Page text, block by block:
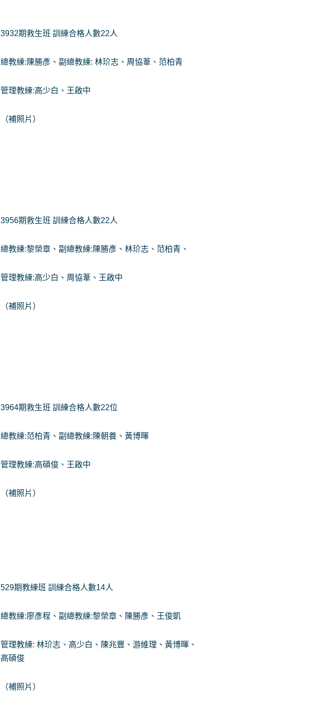
3932期救生班 訓練合格人數22人
總教練:陳勝彥、副總教練: 林玠志、周協葦、范柏青
管理教練:高少白、王啟中
（補照片）
3956期救生班 訓練合格人數22人
總教練:黎榮章、副總教練:陳勝彥、林玠志、范柏青、
管理教練:高少白、周協葦、王啟中
（補照片）
3964期救生班 訓練合格人數22位
總教練:范柏青、副總教練:陳朝養、黃博暉
管理教練:高碩俊、王啟中
（補照片）
529期教練班 訓練合格人數14人
總教練:廖彥程、副總教練:黎榮章、陳勝彥、王俊凱
管理教練: 林玠志、高少白、陳兆豐、游維理、黃博暉、
高碩俊
（補照片）